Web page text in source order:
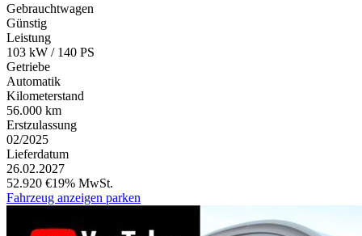
Gebrauchtwagen
Günstig
Leistung
103 kW / 140 PS
Getriebe
Automatik
Kilometerstand
56.000 km
Erstzulassung
02/2025
Lieferdatum
26.02.2027
52.920 €19% MwSt.
Fahrzeug anzeigen parken